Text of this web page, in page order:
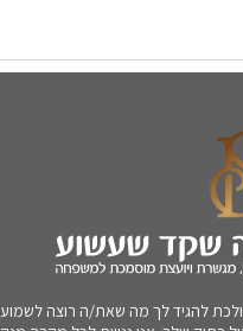
להגיד לך מה שאת/ה רוצה